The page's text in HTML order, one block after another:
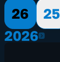
26
25
20262026